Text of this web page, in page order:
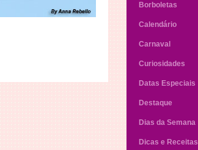
Borboletas
Calendário
Carnaval
Curiosidades
Datas Especiais
Destaque
Dias da Semana
Dicas e Receitas